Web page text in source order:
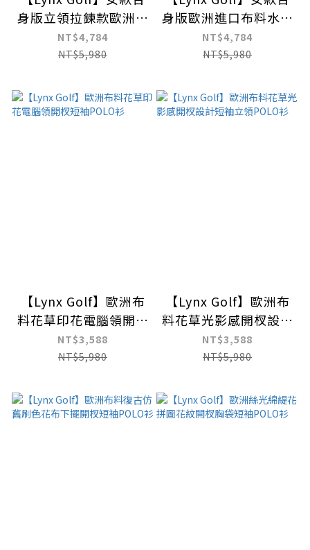
身版立領拉鍊款歐洲進
口布料水墨畫蛇紋滿版
印花圓領衫/高爾夫球
NT$4,784
NT$5,980
身版歐洲進口布料水墨
花卉風格POLO衫/高
爾夫球衫
NT$4,784
NT$5,980
【Lynx Golf】歐洲布
料花草印花電腦領開杈
短袖POLO衫
NT$3,588
NT$5,980
【Lynx Golf】歐洲布
料花草光影感開杈設計
短袖立領POLO衫
NT$3,588
NT$5,980